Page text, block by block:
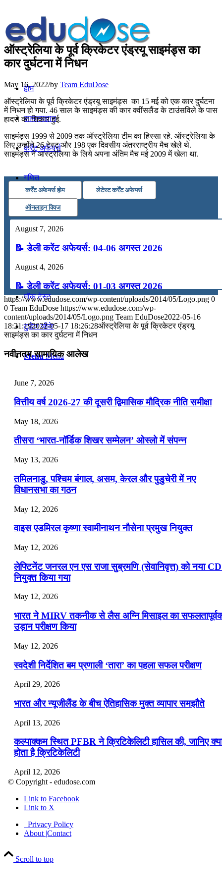
होम
सामान्यज्ञान
करेंट अफेयर्स
गणित
तर्कशक्ति
अंग्रेजी
मॉक टेस्ट
टुडेज जीके
Menu Menu
ऑस्ट्रेलिया के पूर्व क्रिकेटर एंड्रयू साइमंड्स का
कार दुर्घटना में निधन
May 16, 2022/by Team EduDose
ऑस्‍ट्रेलिया के पूर्व क्रिकेटर एंड्रयू साइमंड्स का 15 मई को एक कार दुर्घटना
में निधन हो गया. 46 साल के साइमंड्स की कार क्‍वींसलैंड के टाउंसविले के पास
हादसे का शिकार हुई.
साइमंड्स 1999 से 2009 तक ऑस्‍ट्रेलिया टीम का हिस्‍सा रहे. ऑस्‍ट्रेलिया के
लिए उन्होंने 26 टेस्‍ट और 198 एक दिवसीय अंतरराष्ट्रीय मैच खेले थे.
साइमंड्स ने आस्ट्रेलिया के लिये अपना अंतिम मैच मई 2009 में खेला था.
कर्रेंट अफेयर्स होम लेटेस्ट कर्रेंट अफेयर्स
ऑनलाइन क्विज
August 7, 2026
📝 डेली करेंट अफेयर्स: 04-06 अगस्त 2026
August 4, 2026
📝 डेली करेंट अफेयर्स: 01-03 अगस्त 2026
July 31, 2026
📝 डेली करेंट अफेयर्स: 28-31 जुलाई 2026
📝 डेली करेंट अफेयर्स: 25-27 जुलाई 2026
July 25, 2026
📝 डेली करेंट अफेयर्स: 22-24 जुलाई 2026
July 22, 2026
📝 डेली करेंट अफेयर्स: 19-21 जुलाई 2026
July 19, 2026
📝 डेली करेंट अफेयर्स: 16-18 जुलाई 2026
https://www.edudose.com/wp-content/uploads/2014/05/Logo.png 0
0 Team EduDose https://www.edudose.com/wp-
content/uploads/2014/05/Logo.png Team EduDose2022-05-16
18:21:192022-05-17 18:26:28ऑस्ट्रेलिया के पूर्व क्रिकेटर एंड्रयू
साइमंड्स का कार दुर्घटना में निधन
नवीनतम सामायिक आलेख
June 7, 2026
वित्तीय वर्ष 2026-27 की दूसरी द्विमासिक मौद्रिक नीति समीक्षा
May 18, 2026
तीसरा ‘भारत-नॉर्डिक शिखर सम्मेलन’ ओस्लो में संपन्न
May 13, 2026
तमिलनाडु, पश्चिम बंगाल, असम, केरल और पुडुचेरी में नए
विधानसभा का गठन
May 12, 2026
वाइस एडमिरल कृष्णा स्वामीनाथन नौसेना प्रमुख नियुक्त
May 12, 2026
लेफ्टिनेंट जनरल एन एस राजा सुब्रमणि (सेवानिवृत्त) को नया
नियुक्त किया गया
May 12, 2026
भारत ने MIRV तकनीक से लैस अग्नि मिसाइल का
उड़ान परीक्षण किया
May 12, 2026
स्वदेशी निर्देशित बम प्रणाली ‘तारा’ का पहला सफल परीक्षण
April 29, 2026
भारत और न्यूजीलैंड के बीच ऐतिहासिक मुक्त व्यापार समझौते
April 13, 2026
कल्पाक्कम स्थित PFBR ने क्रिटिकेलिटी हासिल की, जानिए
होता है क्रिटिकेलिटी
April 12, 2026
April 9, 2026
नासा का आर्टेमिस-2 मिशन: मनुष्य एक बार फिर से चंद्रमा के
पहुंचा
April 7, 2026
© Copyright - edudose.com
Link to Facebook
Link to X
Privacy Policy
About |Contact
Scroll to top